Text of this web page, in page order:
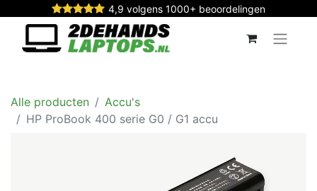
4,9 volgens 1000+ beoordelingen
Alle producten
Accu's
HP ProBook 400 serie G0 / G1 accu